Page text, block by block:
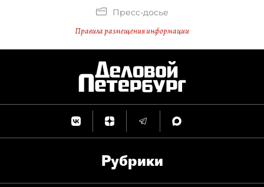
Пресс-досье
Правила размещения информации
Рубрики